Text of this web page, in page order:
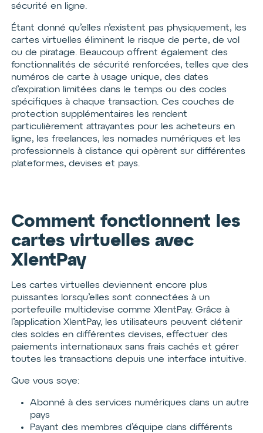
sécurité en ligne.
Étant donné qu’elles n’existent pas physiquement, les
cartes virtuelles éliminent le risque de perte, de vol
ou de piratage. Beaucoup offrent également des
fonctionnalités de sécurité renforcées, telles que des
numéros de carte à usage unique, des dates
d’expiration limitées dans le temps ou des codes
spécifiques à chaque transaction. Ces couches de
protection supplémentaires les rendent
particulièrement attrayantes pour les acheteurs en
ligne, les freelances, les nomades numériques et les
professionnels à distance qui opèrent sur différentes
plateformes, devises et pays.
Comment fonctionnent les
cartes virtuelles avec
XlentPay
Les cartes virtuelles deviennent encore plus
puissantes lorsqu’elles sont connectées à un
portefeuille multidevise comme XlentPay. Grâce à
l’application XlentPay, les utilisateurs peuvent détenir
des soldes en différentes devises, effectuer des
paiements internationaux sans frais cachés et gérer
toutes les transactions depuis une interface intuitive.
Que vous soye:
Abonné à des services numériques dans un autre
pays
Payant des membres d’équipe dans différents